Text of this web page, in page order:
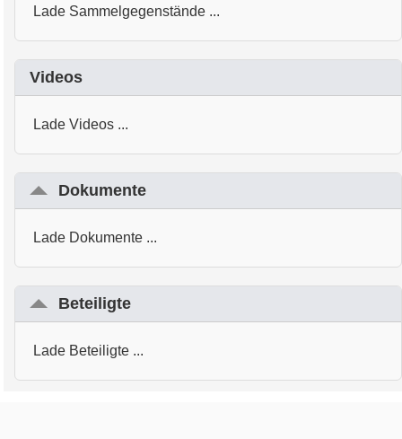
Lade Sammelgegenstände ...
Videos
Lade Videos ...
Dokumente
Lade Dokumente ...
Beteiligte
Lade Beteiligte ...